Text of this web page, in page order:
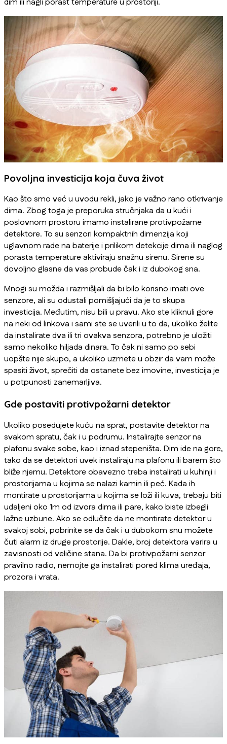
Povoljna investicija koja čuva život
Kao što smo već u uvodu rekli, jako je važno rano otkrivanje
dima. Zbog toga je preporuka stručnjaka da u kući i
poslovnom prostoru imamo instalirane protivpožarne
detektore. To su senzori kompaktnih dimenzija koji
uglavnom rade na baterije i prilikom detekcije dima ili naglog
porasta temperature aktiviraju snažnu sirenu. Sirene su
dovoljno glasne da vas probude čak i iz dubokog sna.
Mnogi su možda i razmišljali da bi bilo korisno imati ove
senzore, ali su odustali pomišljajući da je to skupa
investicija. Međutim, nisu bili u pravu. Ako ste kliknuli gore
na neki od linkova i sami ste se uverili u to da, ukoliko želite
da instalirate dva ili tri ovakva senzora, potrebno je uložiti
samo nekoliko hiljada dinara. To čak ni samo po sebi
uopšte nije skupo, a ukoliko uzmete u obzir da vam može
spasiti život, sprečiti da ostanete bez imovine, investicija je
u potpunosti zanemarljiva.
Gde postaviti protivpožarni detektor
Ukoliko posedujete kuću na sprat, postavite detektor na
svakom spratu, čak i u podrumu. Instalirajte senzor na
plafonu svake sobe, kao i iznad stepeništa. Dim ide na gore,
tako da se detektori uvek instaliraju na plafonu ili barem što
bliže njemu. Detektore obavezno treba instalirati u kuhinji i
prostorijama u kojima se nalazi kamin ili peć. Kada ih
montirate u prostorijama u kojima se loži ili kuva, trebaju biti
udaljeni oko 1m od izvora dima ili pare, kako biste izbegli
lažne uzbune. Ako se odlučite da ne montirate detektor u
svakoj sobi, pobrinite se da čak i u dubokom snu možete
čuti alarm iz druge prostorije. Dakle, broj detektora varira u
zavisnosti od veličine stana. Da bi protivpožarni senzor
pravilno radio, nemojte ga instalirati pored klima uređaja,
prozora i vrata.